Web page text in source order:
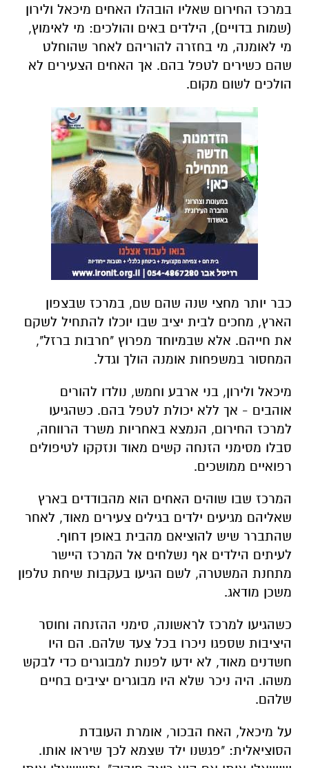
במרכז החירום שאליו הובהלו האחים מיכאל ולירון
(שמות בדויים), הילדים באים והולכים: מי לאימוץ,
מי לאומנה, מי בחזרה להוריהם לאחר שהוחלט
שהם כשירים לטפל בהם. אך האחים הצעירים לא
הולכים לשום מקום.
כבר יותר מחצי שנה שהם שם, במרכז שבצפון
הארץ, מחכים לבית יציב שבו יוכלו להתחיל לשקם
את חייהם. אלא שבמיוחד מפרוץ "חרבות ברזל",
המחסור במשפחות אומנה הולך וגדל.
מיכאל ולירון, בני ארבע וחמש, נולדו להורים
אוהבים - אך ללא יכולת לטפל בהם. כשהגיעו
למרכז החירום, הנמצא באחריות משרד הרווחה,
סבלו מסימני הזנחה קשים מאוד ונזקקו לטיפולים
רפואיים ממושכים.
המרכז שבו שוהים האחים הוא מהבודדים בארץ
שאליהם מגיעים ילדים בגילים צעירים מאוד, לאחר
שהתברר שיש להוציאם מהבית באופן דחוף.
לעיתים הילדים אף נשלחים אל המרכז היישר
מתחנת המשטרה, לשם הגיעו בעקבות שיחת טלפון
משכן מודאג.
כשהגיעו למרכז לראשונה, סימני ההזנחה וחוסר
היציבות שספגו ניכרו בכל צעד שלהם. הם היו
חשדנים מאוד, לא ידעו לפנות למבוגרים כדי לבקש
משהו. היה ניכר שלא היו מבוגרים יציבים בחיים
שלהם.
על מיכאל, האח הבכור, אומרת העובדת
הסוציאלית: "פגשנו ילד שצמא לכך שיראו אותו.